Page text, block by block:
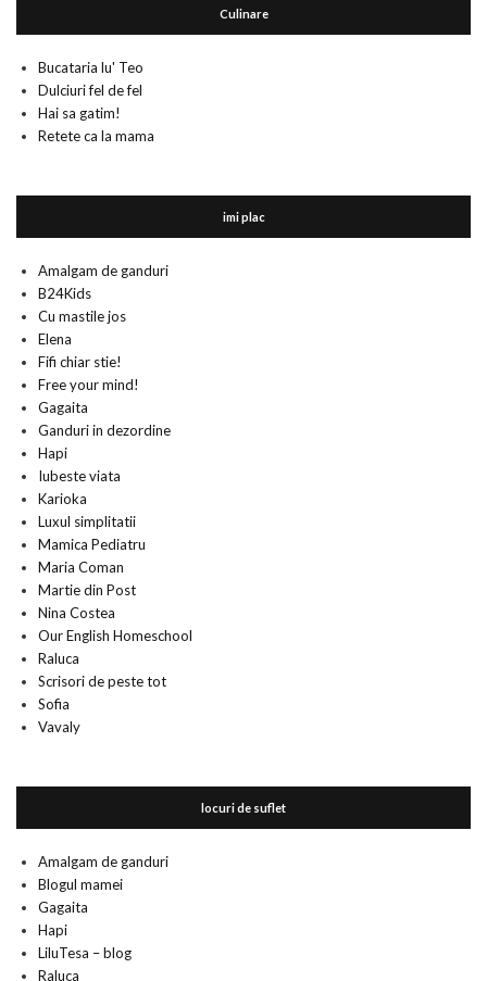
Culinare
Bucataria lu' Teo
Dulciuri fel de fel
Hai sa gatim!
Retete ca la mama
imi plac
Amalgam de ganduri
B24Kids
Cu mastile jos
Elena
Fifi chiar stie!
Free your mind!
Gagaita
Ganduri in dezordine
Hapi
Iubeste viata
Karioka
Luxul simplitatii
Mamica Pediatru
Maria Coman
Martie din Post
Nina Costea
Our English Homeschool
Raluca
Scrisori de peste tot
Sofia
Vavaly
locuri de suflet
Amalgam de ganduri
Blogul mamei
Gagaita
Hapi
LiluTesa – blog
Raluca